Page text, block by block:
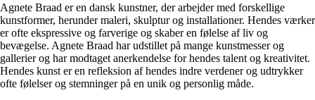
Agnete Braad er en dansk kunstner, der arbejder med forskellige
kunstformer, herunder maleri, skulptur og installationer. Hendes værker
er ofte ekspressive og farverige og skaber en følelse af liv og
bevægelse. Agnete Braad har udstillet på mange kunstmesser og
gallerier og har modtaget anerkendelse for hendes talent og kreativitet.
Hendes kunst er en refleksion af hendes indre verdener og udtrykker
ofte følelser og stemninger på en unik og personlig måde.